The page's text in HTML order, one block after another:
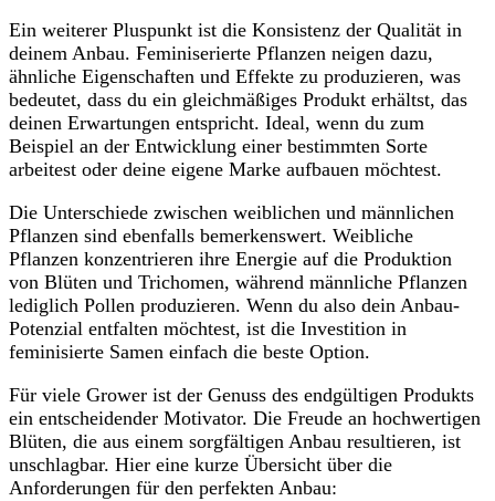
Ein ‍weiterer Pluspunkt⁤ ist die Konsistenz der Qualität in⁣
deinem Anbau. Feminiserierte Pflanzen neigen dazu,
ähnliche Eigenschaften und‍ Effekte ​zu produzieren, ⁢was
bedeutet,⁢ dass du ein gleichmäßiges Produkt erhältst, das
deinen Erwartungen entspricht. Ideal, wenn du ⁤zum
Beispiel an der Entwicklung einer bestimmten Sorte
‌arbeitest oder deine ​eigene Marke aufbauen möchtest.
Die Unterschiede zwischen weiblichen ⁤und ⁣männlichen
Pflanzen ⁣sind ⁤ebenfalls bemerkenswert. Weibliche
Pflanzen‍ konzentrieren ihre Energie⁢ auf‍ die Produktion
von Blüten ‌und ⁣Trichomen, ‌während männliche Pflanzen
‌lediglich Pollen⁣ produzieren. Wenn du also ⁣dein Anbau-
Potenzial⁢ entfalten‌ möchtest, ist die Investition in⁢
feminisierte Samen einfach die​ beste Option.
Für viele Grower ⁤ist der Genuss⁤ des endgültigen⁣ Produkts⁤
ein entscheidender Motivator. Die⁤ Freude ⁤an hochwertigen⁢
Blüten, die aus einem sorgfältigen Anbau resultieren, ist
‌unschlagbar. Hier eine kurze Übersicht über die ​
Anforderungen für den perfekten Anbau: